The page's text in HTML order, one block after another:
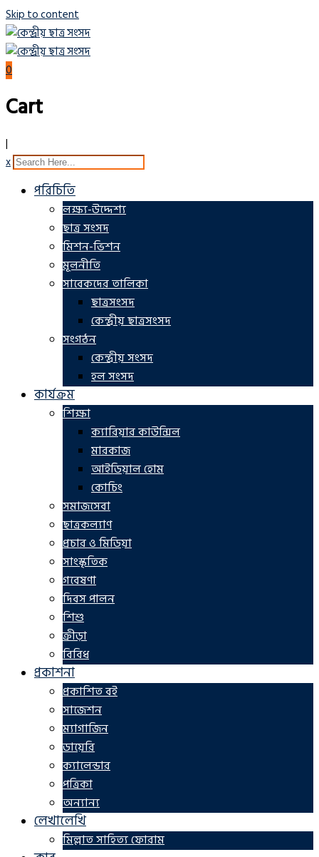
Skip to content
0
Cart
|
x
পরিচিতি
লক্ষ্য-উদ্দেশ্য
ছাত্র সংসদ
মিশন-ভিশন
মূলনীতি
সাবেকদের তালিকা
ছাত্রসংসদ
কেন্দ্রীয় ছাত্রসংসদ
সংগঠন
কেন্দ্রীয় সংসদ
হল সংসদ
কার্যক্রম
শিক্ষা
ক্যারিয়ার কাউন্সিল
মারকাজ
আইডিয়াল হোম
কোচিং
সমাজসেবা
ছাত্রকল্যাণ
প্রচার ও মিডিয়া
সাংস্কৃতিক
গবেষণা
দিবস পালন
শিশু
ক্রীড়া
বিবিধ
প্রকাশনা
প্রকাশিত বই
সাজেশন
ম্যাগাজিন
ডায়েরি
ক্যালেন্ডার
পত্রিকা
অন্যান্য
লেখালেখি
মিল্লাত সাহিত্য ফোরাম